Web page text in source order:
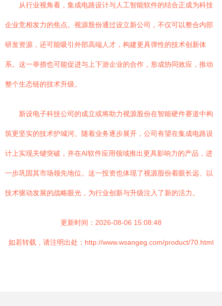
从行业视角看，集成电路设计与人工智能软件的结合正成为科技
企业竞相发力的焦点。视源股份通过设立新公司，不仅可以整合内部
研发资源，还可能吸引外部高端人才，构建更具弹性的技术创新体
系。这一举措也可能促进与上下游企业的合作，形成协同效应，推动
整个生态链的技术升级。
新设电子科技公司的成立或将助力视源股份在智能硬件赛道中构
筑更坚实的技术护城河。随着业务逐步展开，公司有望在集成电路设
计上实现关键突破，并在AI软件应用领域推出更具影响力的产品，进
一步巩固其市场领先地位。这一投资也体现了视源股份着眼长远、以
技术驱动发展的战略眼光，为行业创新与升级注入了新的活力。
更新时间：2026-08-06 15:08:48
如若转载，请注明出处：http://www.wsangeg.com/product/70.html